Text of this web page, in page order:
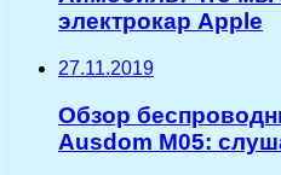
электрокар Apple
27.11.2019
Обзор
Ausdom M05: